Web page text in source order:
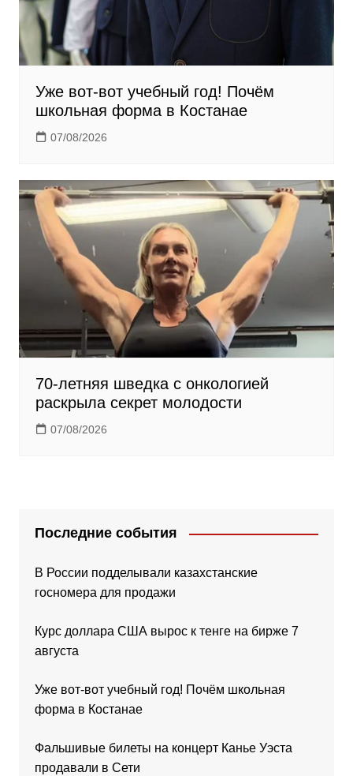
Уже вот-вот учебный год! Почём
школьная форма в Костанае
07/08/2026
70-летняя шведка с онкологией
раскрыла секрет молодости
07/08/2026
Последние события
В России подделывали казахстанские
госномера для продажи
Курс доллара США вырос к тенге на бирже 7
августа
Уже вот-вот учебный год! Почём школьная
форма в Костанае
Фальшивые билеты на концерт Канье Уэста
продавали в Сети